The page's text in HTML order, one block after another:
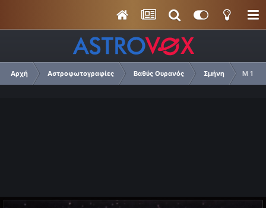
Αρχή Αστροφωτογραφίες Βαθύς Ουρανός Σμήνη M 13